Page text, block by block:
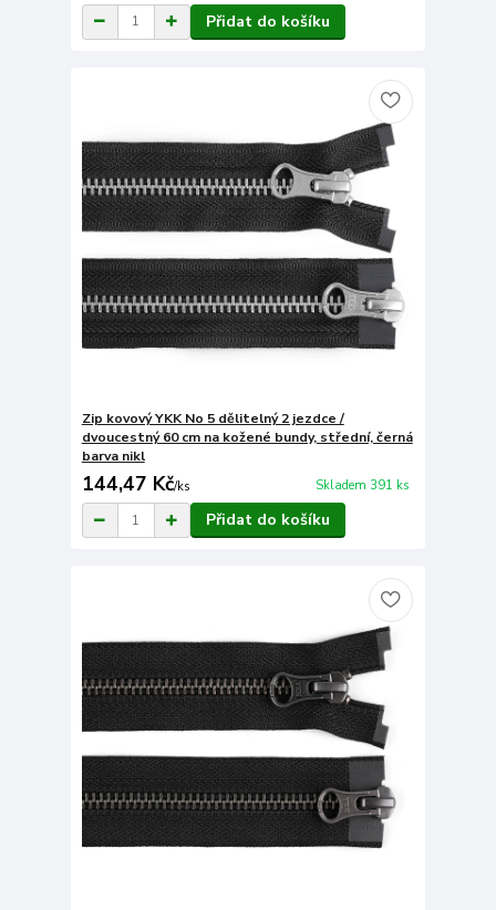
Přidat do košíku
Zip kovový YKK No 5 dělitelný 2 jezdce /
dvoucestný 60 cm na kožené bundy, střední, černá
barva nikl
144,47 Kč/ks Skladem 391 ks
Přidat do košíku